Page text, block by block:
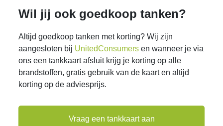
Wil jij ook goedkoop tanken?
Altijd goedkoop tanken met korting? Wij zijn
aangesloten bij UnitedConsumers en wanneer je via
ons een tankkaart afsluit krijg je korting op alle
brandstoffen, gratis gebruik van de kaart en altijd
korting op de adviesprijs.
Vraag een tankkaart aan